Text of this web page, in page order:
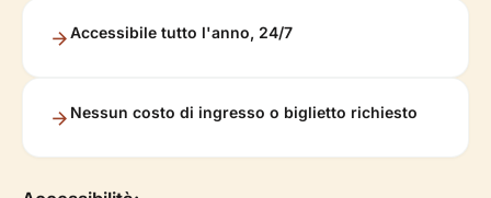
Accessibile tutto l'anno, 24/7
Nessun costo di ingresso o biglietto richiesto